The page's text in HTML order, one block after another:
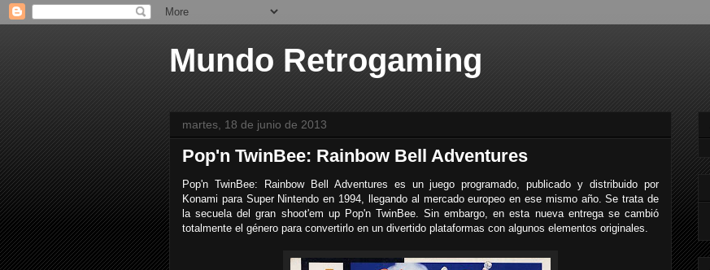
Mundo Retrogaming
martes, 18 de junio de 2013
Pop'n TwinBee: Rainbow Bell Adventures
Pop'n TwinBee: Rainbow Bell Adventures es un juego programado, publicado y distribuido por
Konami para Super Nintendo en 1994, llegando al mercado europeo en ese mismo año. Se trata de
la secuela del gran shoot'em up Pop'n TwinBee. Sin embargo, en esta nueva entrega se cambió
totalmente el género para convertirlo en un divertido plataformas con algunos elementos originales.